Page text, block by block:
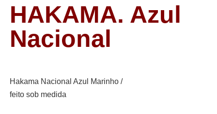
HAKAMA. Azul
Nacional
Hakama Nacional Azul Marinho /
feito sob medida